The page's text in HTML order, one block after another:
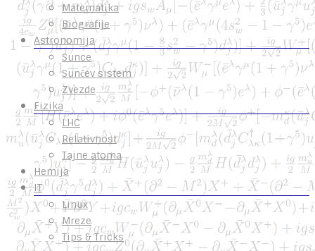
Matematika
Biografije
Astronomija
Sunce
Sunčev sistem
Zvezde
Fizika
LHC
Relativnost
Tajne atoma
Hemija
IT
Linux
Mreze
Tips & Tricks